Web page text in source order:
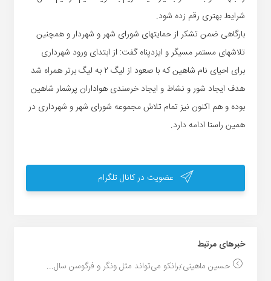
شرایط بهتری رقم زده شود.
بارگاهی ضمن تشکر از حمایتهای شورای شهر و شهردار و همچنین
تلاشهای مستمر مسیگر و ایزدپناه گفت: از ابتدای ورود شهرداری
برای احیای نام شاهین که با صعود از لیگ ۲ به لیگ برتر همراه شد
هدف ایجاد شور و نشاط و ایجاد خرسندی هواداران پرشمار شاهین
بوده و هم اکنون نیز تمام تلاش مجموعه شورای شهر و شهرداری در
همین راستا ادامه دارد.
عضویت در کانال تلگرام
خبر‌های مرتبط
حسین ماهینی:برانکو می‌تواند مثل ونگر و فرگوسن سال‌...